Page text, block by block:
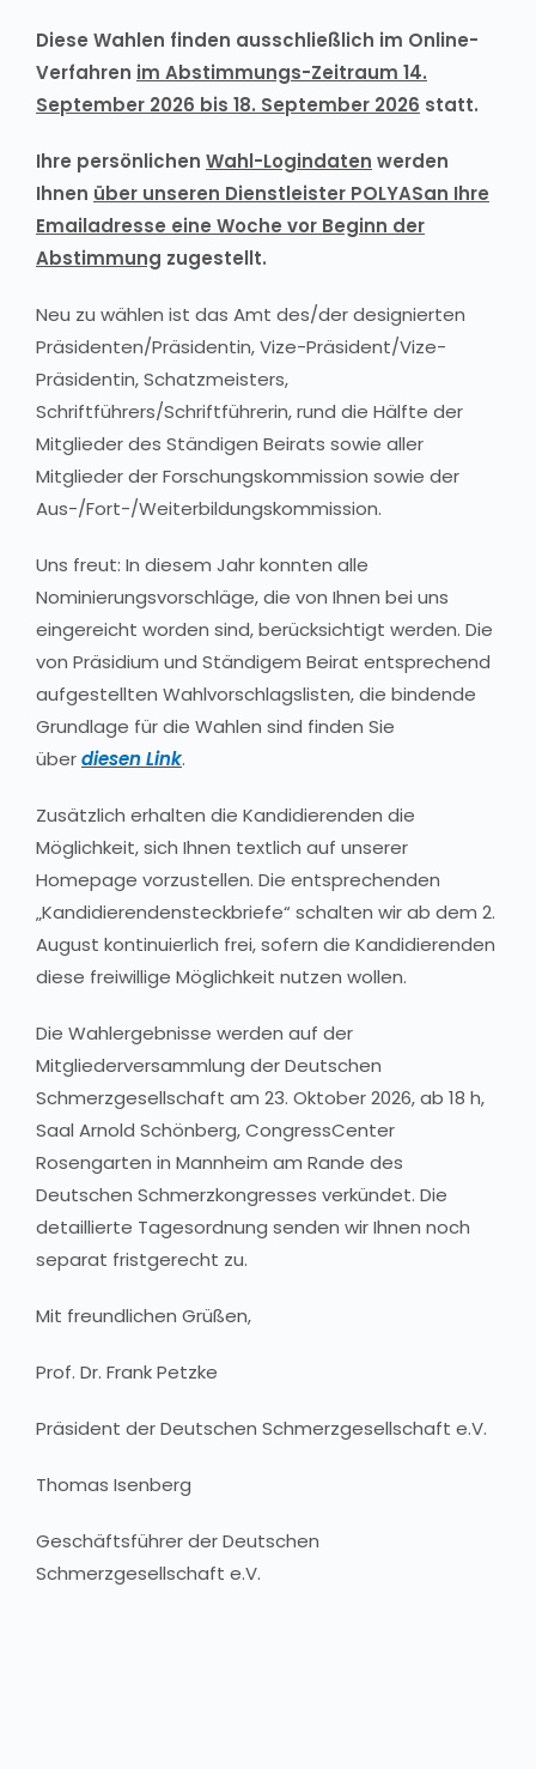
Diese Wahlen finden ausschließlich im Online-
Verfahren im Abstimmungs-Zeitraum 14.
September 2026 bis 18. September 2026 statt.
Ihre persönlichen Wahl-Logindaten werden
Ihnen über unseren Dienstleister POLYASan Ihre
Emailadresse eine Woche vor Beginn der
Abstimmung zugestellt.
Neu zu wählen ist das Amt des/der designierten
Präsidenten/Präsidentin, Vize-Präsident/Vize-
Präsidentin, Schatzmeisters,
Schriftführers/Schriftführerin, rund die Hälfte der
Mitglieder des Ständigen Beirats sowie aller
Mitglieder der Forschungskommission sowie der
Aus-/Fort-/Weiterbildungskommission.
Uns freut: In diesem Jahr konnten alle
Nominierungsvorschläge, die von Ihnen bei uns
eingereicht worden sind, berücksichtigt werden. Die
von Präsidium und Ständigem Beirat entsprechend
aufgestellten Wahlvorschlagslisten, die bindende
Grundlage für die Wahlen sind finden Sie
überdiesen Link.
Zusätzlich erhalten die Kandidierenden die
Möglichkeit, sich Ihnen textlich auf unserer
Homepage vorzustellen. Die entsprechenden
„Kandidierendensteckbriefe“ schalten wir ab dem 2.
August kontinuierlich frei, sofern die Kandidierenden
diese freiwillige Möglichkeit nutzen wollen.
Die Wahlergebnisse werden auf der
Mitgliederversammlung der Deutschen
Schmerzgesellschaft am 23. Oktober 2026, ab 18 h,
Saal Arnold Schönberg, CongressCenter
Rosengarten in Mannheim am Rande des
Deutschen Schmerzkongresses verkündet. Die
detaillierte Tagesordnung senden wir Ihnen noch
separat fristgerecht zu.
Mit freundlichen Grüßen,
Prof. Dr. Frank Petzke
Präsident der Deutschen Schmerzgesellschaft e.V.
Thomas Isenberg
Geschäftsführer der Deutschen
Schmerzgesellschaft e.V.